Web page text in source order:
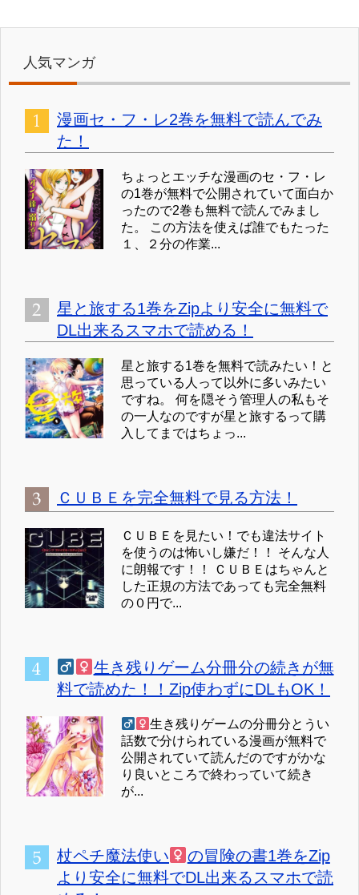
人気マンガ
漫画セ・フ・レ2巻を無料で読んでみ
た！
ちょっとエッチな漫画のセ・フ・レ
の1巻が無料で公開されていて面白か
ったので2巻も無料で読んでみまし
た。 この方法を使えば誰でもたった
１、２分の作業...
星と旅する1巻をZipより安全に無料で
DL出来るスマホで読める！
星と旅する1巻を無料で読みたい！と
思っている人って以外に多いみたい
ですね。 何を隠そう管理人の私もそ
の一人なのですが星と旅するって購
入してまではちょっ...
ＣＵＢＥを完全無料で見る方法！
ＣＵＢＥを見たい！でも違法サイト
を使うのは怖いし嫌だ！！ そんな人
に朗報です！！ ＣＵＢＥはちゃんと
した正規の方法であっても完全無料
の０円で...
生き残りゲーム分冊分の続きが無
料で読めた！！Zip使わずにDLもOK！
生き残りゲームの分冊分とうい
話数で分けられている漫画が無料で
公開されていて読んだのですがかな
り良いところで終わっていて続き
が...
杖ペチ魔法使い
の冒険の書1巻をZip
より安全に無料でDL出来るスマホで読